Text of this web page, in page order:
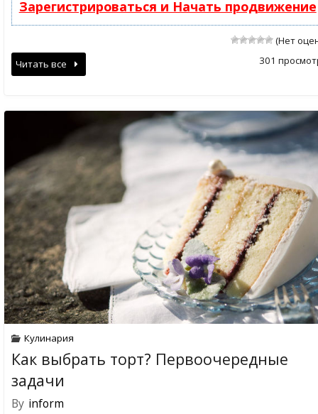
Зарегистрироваться и Начать продвижение
(Нет
301
Читать все
Кулинария
Как выбрать торт? Первоочередные
задачи
By inform